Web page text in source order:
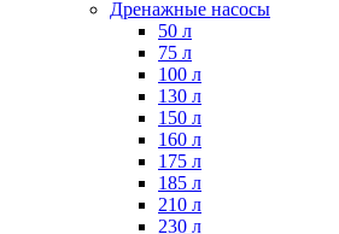
Дренажные насосы
50 л
75 л
100 л
130 л
150 л
160 л
175 л
185 л
210 л
230 л